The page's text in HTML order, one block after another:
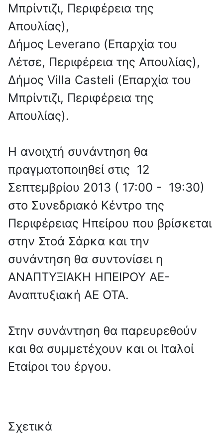
Μπρίντιζι, Περιφέρεια της
Απουλίας),
Δήμος Leverano (Επαρχία του
Λέτσε, Περιφέρεια της Απουλίας),
Δήμος Villa Casteli (Επαρχία του
Μπρίντιζι, Περιφέρεια της
Απουλίας).
Η ανοιχτή συνάντηση θα
πραγματοποιηθεί στις 12
Σεπτεμβρίου 2013 ( 17:00 - 19:30)
στο Συνεδριακό Κέντρο της
Περιφέρειας Ηπείρου που βρίσκεται
στην Στοά Σάρκα και την
συνάντηση θα συντονίσει η
ΑΝΑΠΤΥΞΙΑΚΗ ΗΠΕΙΡΟΥ ΑΕ-
Αναπτυξιακή ΑΕ ΟΤΑ.
Στην συνάντηση θα παρευρεθούν
και θα συμμετέχουν και οι Ιταλοί
Εταίροι του έργου.
Σχετικά